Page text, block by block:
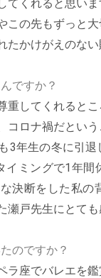
てくれると思い
この先もずっと
かけがえのない
ですか？
重してくれると
コロナ禍だとい
3年生の冬に引
イミングで1年間
決断をした私の
戸先生にとても
のですか？
ラ座でバレエを